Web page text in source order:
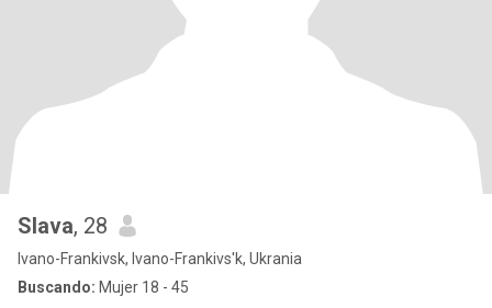
Slava, 28
Ivano-Frankivsk, Ivano-Frankivs'k, Ukrania
Buscando: Mujer 18 - 45